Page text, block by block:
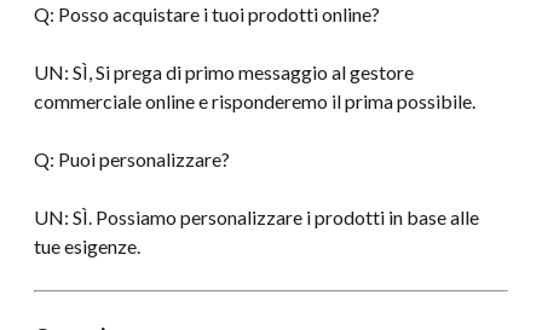
Q: Posso acquistare i tuoi prodotti online?
UN: SÌ, Si prega di primo messaggio al gestore
commerciale online e risponderemo il prima possibile.
Q: Puoi personalizzare?
UN: SÌ. Possiamo personalizzare i prodotti in base alle
tue esigenze.